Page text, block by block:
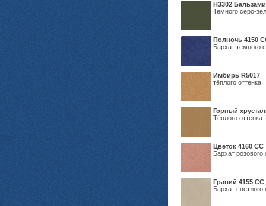
Н3302
Темного серо-
Полночь 4150
Бархат темного
Имбирь R5017
тёплого оттенка
Горный
Тёплого оттенка
Цветок 4160 СС
Бархат розового
Гравий 4155 СС
Бархат светлого